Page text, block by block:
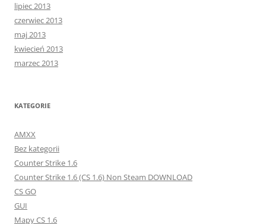
lipiec 2013
czerwiec 2013
maj 2013
kwiecień 2013
marzec 2013
KATEGORIE
AMXX
Bez kategorii
Counter Strike 1.6
Counter Strike 1.6 (CS 1.6) Non Steam DOWNLOAD
CS GO
GUI
Mapy CS 1.6